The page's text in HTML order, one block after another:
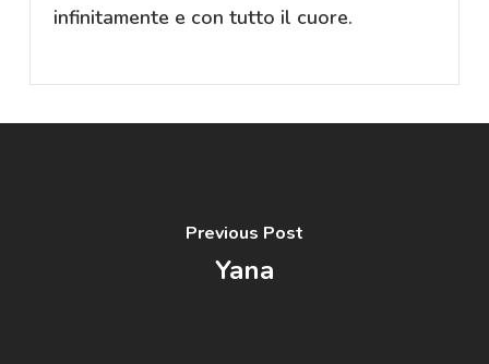
infinitamente e con tutto il cuore.
Previous Post
Yana